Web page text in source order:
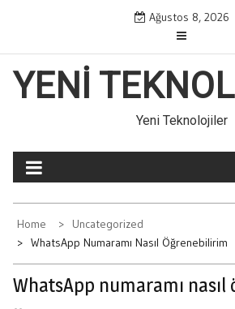
content
Ağustos 8, 2026
YENI
Yeni Teknolojiler
Home
Uncategorized
WhatsApp Numaramı Nasıl Öğrenebilirim
WhatsApp numaramı